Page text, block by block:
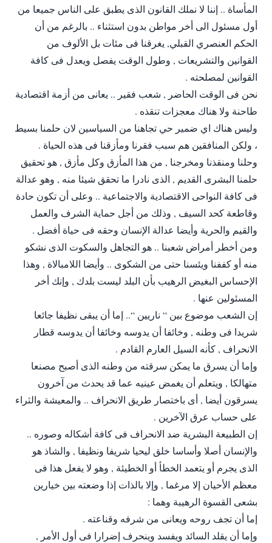
المأساة .. إننا لا نملك القانون الذى يطبق على الناس جميعا من
أول مسئول الى أخر مواطن بدون استثناء .. بالرغم من أن
الحكم العنصري القبلي, يغرقنا فى مئات بل الألوف من
القوانين والتشريعات , وطول الوقت يفصل ويعدل فى كافة
القوانين لمصلحته .
نحن فى الوقت الحاضر , شعب فقير .. يعانى من أزمة اقتصادية
طاحنة ولا هناك معجزات تنقذه .
وليس هناك اي ضمير حي تجاهنا من السياسين لان حلمنا بسيط
، ولكن المنافقين هم سبب فقرنا ومأزقنا فى هذه الحياة .
وحلنا ومنقذنا ومخرجنا , من هذا المأزق وكل مأزق , هو تحقيق
حلمنا البشرى القديم , الذى نادرا ما تحقق شيئا منه , وهو عدالة
فى كافة النواحى الاقتصادية والاجتماعية .. وعلى أن تكون حادة
وقاطعة كحد السيف , وذلك من أجل حماية الشرف والعمل
والقيم والحرية وأيضا عدالة الإنسان وحقه فى حياة أفضل .
ومن أخطر أمراض شعبنا .. هو التجاهل والسكوت الذى نشكو
منه أو كففنا ويئسنا حتى من الشكوى .. وأيضا اللامبالاة , وهذا
الإحساس البغيض الرهيب بأن البلد ليست بلدك , وإنك أخر
المسئولين عنها .
إن الشعب موضوع بين “ ناريين “.. إما أن يبقى نظيفا جائعا
شريدا فى وطنه , وخائفا أن يدوسه وخائفا أن يدوسه قطار
الانحراف , كأنه السيل العارم القادم .
وإما أن يسرق ما يمكن سرقته من وطنه الذى أصبح مصنعا
متهالكا , ويتعلم أن يغمض عينيه عما قد يحدث من آخرون
يسرقون أيضا , أى باختصار طريق الانحراف .. والمعيشة والثراء
على حساب عرق الآخرين .
إن الطبيعة البشرية ضد الانحراف فى كافة أشكاله وصوره ..
والإنسان أصلا وأساسا خلق ليحيا شريفا ونظيفا , والشاذ هو
الذى يجرم أو يتعمد الخطأ أو الخطيئة , وهو لا يفعل هذا فى
معظم الأحيان إلا مرغما , وإلا بالذات إذا وضعته بين خيارين
بشعى القسوة الرهيبة وهما :
إما أن تجف روحه ويعانى من شرفه وقناعته .
وإما أن يقلد السائد ويفسد وينحرف إضرارا فى أول الأمر ,